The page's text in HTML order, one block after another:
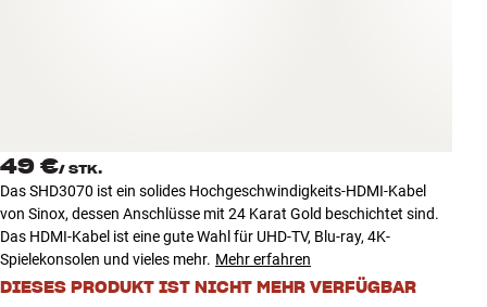
NEUHEITEN
ANGEBOTE
Store Finden
49 €/ STK.
Das SHD3070 ist ein solides Hochgeschwindigkeits-HDMI-Kabel
von Sinox, dessen Anschlüsse mit 24 Karat Gold beschichtet sind.
Das HDMI-Kabel ist eine gute Wahl für UHD-TV, Blu-ray, 4K-
Spielekonsolen und vieles mehr. Mehr erfahren
DIESES PRODUKT IST NICHT MEHR VERFÜGBAR